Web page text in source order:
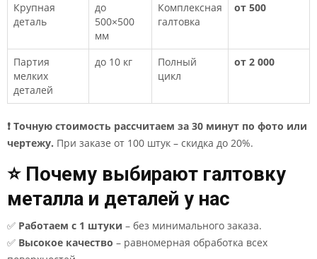
Крупная
деталь
до
500×500
мм
Комплексная
галтовка
от 500
Партия
мелких
деталей
до 10 кг
Полный
цикл
от 2 000
❗ Точную стоимость рассчитаем за 30 минут по фото или
чертежу. При заказе от 100 штук – скидка до 20%.
⭐ Почему выбирают галтовку
металла и деталей у нас
✅ Работаем с 1 штуки – без минимального заказа.
✅ Высокое качество – равномерная обработка всех